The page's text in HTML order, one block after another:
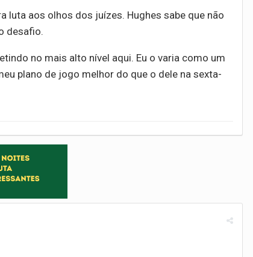
luta aos olhos dos juízes. Hughes sabe que não
desafio.
no mais alto nível aqui. Eu o varia como um
plano de jogo melhor do que o dele na sexta-